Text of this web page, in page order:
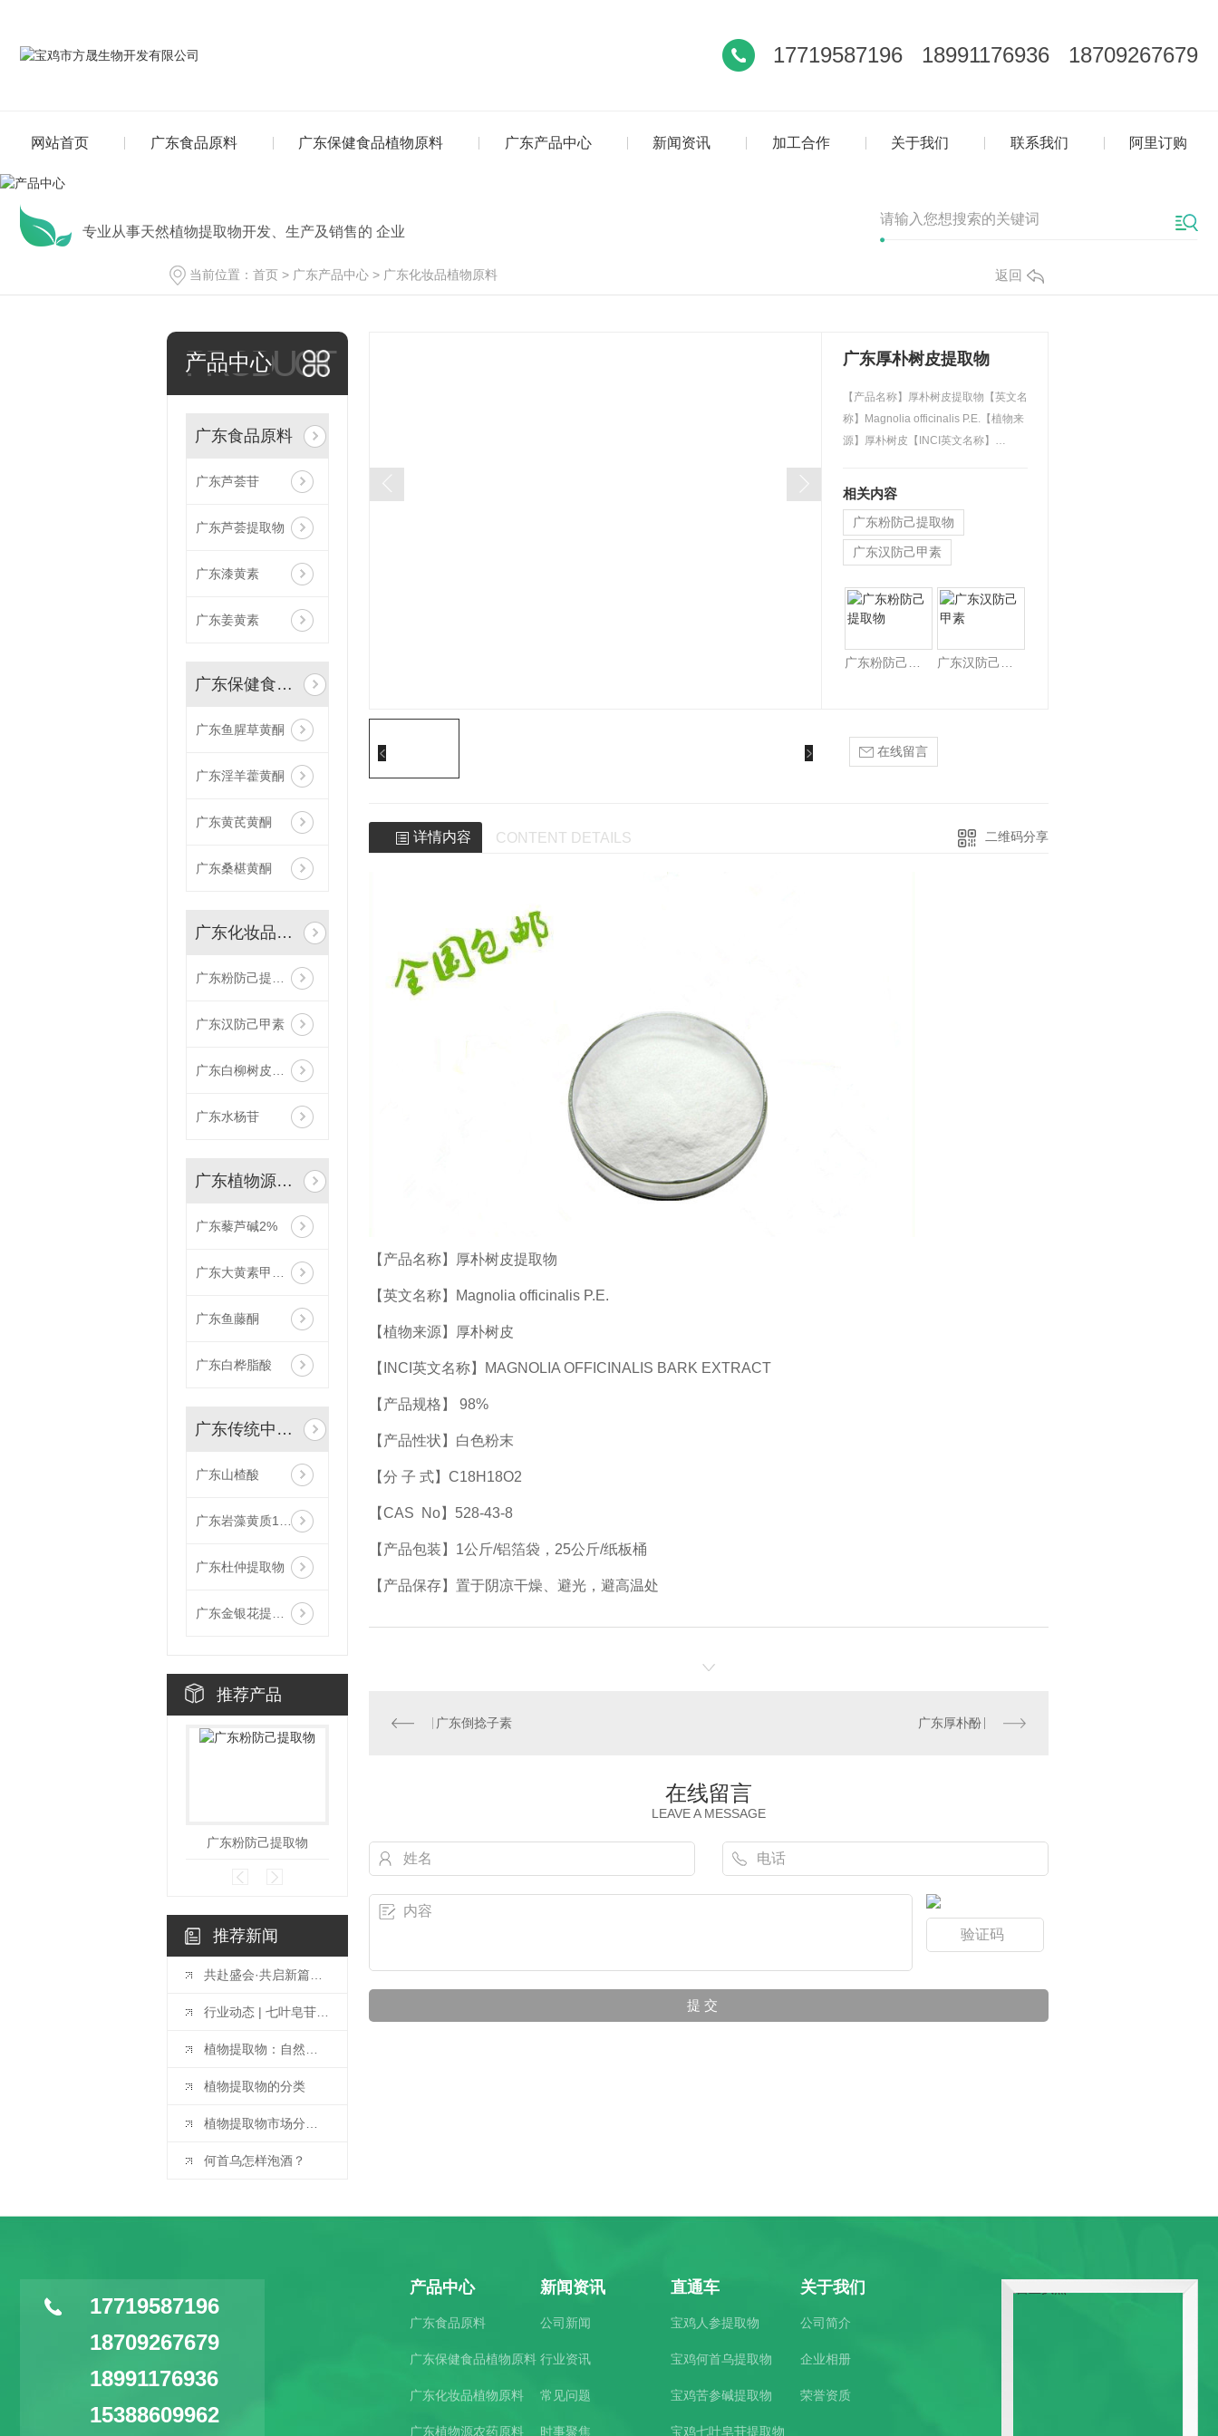
17719587196 18991176936 18709267679
网站首页 广东食品原料 广东保健食品植物原料 广东产品中心 新闻资讯 加工合作 关于我们 联系我们 阿里订购
专业从事天然植物提取物开发、生产及销售的 企业
当前位置： 首页 > 广东产品中心 > 广东化妆品植物原料 返回
PRODUCT
产品中心
广东食品原料
广东芦荟苷
广东芦荟提取物
广东漆黄素
广东姜黄素
广东保健食品植物原料
广东鱼腥草黄酮
广东淫羊藿黄酮
广东黄芪黄酮
广东桑椹黄酮
广东化妆品植物原料
广东粉防己提取物
广东汉防己甲素
广东白柳树皮提取物
广东水杨苷
广东植物源农药原料
广东藜芦碱2%
广东大黄素甲醚10%
广东鱼藤酮
广东白桦脂酸
广东传统中药提取物
广东山楂酸
广东岩藻黄质10%
广东杜仲提取物
广东金银花提取物
推荐产品
广东粉防己提取物 广东汉防己甲素 广东白柳树皮提取物 广东水杨苷
推荐新闻
共赴盛会·共启新篇——2026中国（广州）天然植物提取及健康原料产业博览会
行业动态 | 七叶皂苷提取物升级，赋能天然原料应用新价值
植物提取物：自然宝藏的现代演绎
植物提取物的分类
植物提取物市场分析与预测：2025 - 2032 年
何首乌怎样泡酒？
广东厚朴树皮提取物
【产品名称】厚朴树皮提取物【英文名
称】Magnolia officinalis P.E.【植物来
源】厚朴树皮【INCI英文名称】
相关内容
广东粉防己提取物
广东汉防己甲素
在线留言
详情内容 CONTENT DETAILS 二维码分享
【产品名称】厚朴树皮提取物
【英文名称】Magnolia officinalis P.E.
【植物来源】厚朴树皮
【INCI英文名称】MAGNOLIA OFFICINALIS BARK EXTRACT
【产品规格】 98%
【产品性状】白色粉末
【分 子 式】C18H18O2
【CAS No】528-43-8
【产品包装】1公斤/铝箔袋，25公斤/纸板桶
【产品保存】置于阴凉干燥、避光，避高温处
广东倒捻子素 广东厚朴酚
在线留言
LEAVE A MESSAGE
17719587196
18709267679
18991176936
15388609962
产品中心
广东食品原料
广东保健食品植物原料
广东化妆品植物原料
广东植物源农药原料
新闻资讯
公司新闻
行业资讯
常见问题
时事聚焦
直通车
宝鸡人参提取物
宝鸡何首乌提取物
宝鸡苦参碱提取物
宝鸡七叶皂苷提取物
关于我们
公司简介
企业相册
荣誉资质